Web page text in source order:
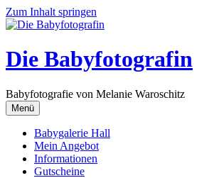
Zum Inhalt springen
Die Babyfotografin
Babyfotografie von Melanie Waroschitz
Menü
Babygalerie Hall
Mein Angebot
Informationen
Gutscheine